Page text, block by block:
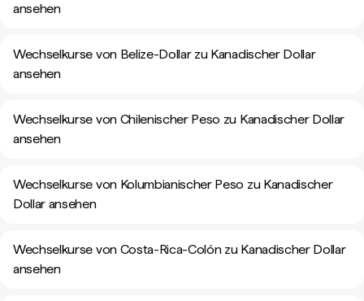
ansehen
Wechselkurse von Belize-Dollar zu Kanadischer Dollar
ansehen
Wechselkurse von Chilenischer Peso zu Kanadischer Dollar
ansehen
Wechselkurse von Kolumbianischer Peso zu Kanadischer
Dollar ansehen
Wechselkurse von Costa-Rica-Colón zu Kanadischer Dollar
ansehen